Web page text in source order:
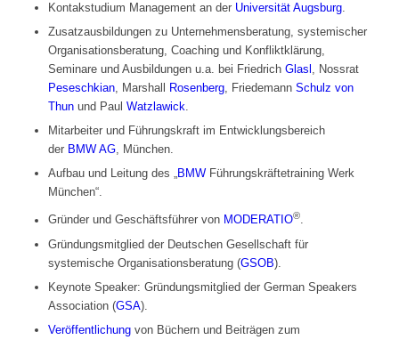
Kontakstudium Management an der Universität Augsburg.
Zusatzausbildungen zu Unternehmensberatung, systemischer
Organisationsberatung, Coaching und Konfliktklärung,
Seminare und Ausbildungen u.a. bei Friedrich Glasl , Nossrat
Peseschkian, Marshall Rosenberg, Friedemann Schulz von
Thunund Paul Watzlawick.
Mitarbeiter und Führungskraft im Entwicklungsbereich
der BMW AG, München.
Aufbau und Leitung des „BMWFührungskräftetraining Werk
München“.
Gründer und Geschäftsführer von MODERATIO®.
Gründungsmitglied der Deutschen Gesellschaft für
systemische Organisationsberatung (GSOB).
Keynote Speaker: Gründungsmitglied der German Speakers
Association (GSA).
Veröffentlichungvon Büchern und Beiträgen zum